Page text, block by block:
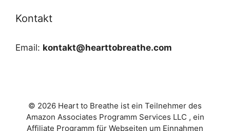
Kontakt
Email: kontakt@hearttobreathe.com
© 2026 Heart to Breathe ist ein Teilnehmer des
Amazon Associates Programm Services LLC , ein
Affiliate Programm für Webseiten um Einnahmen